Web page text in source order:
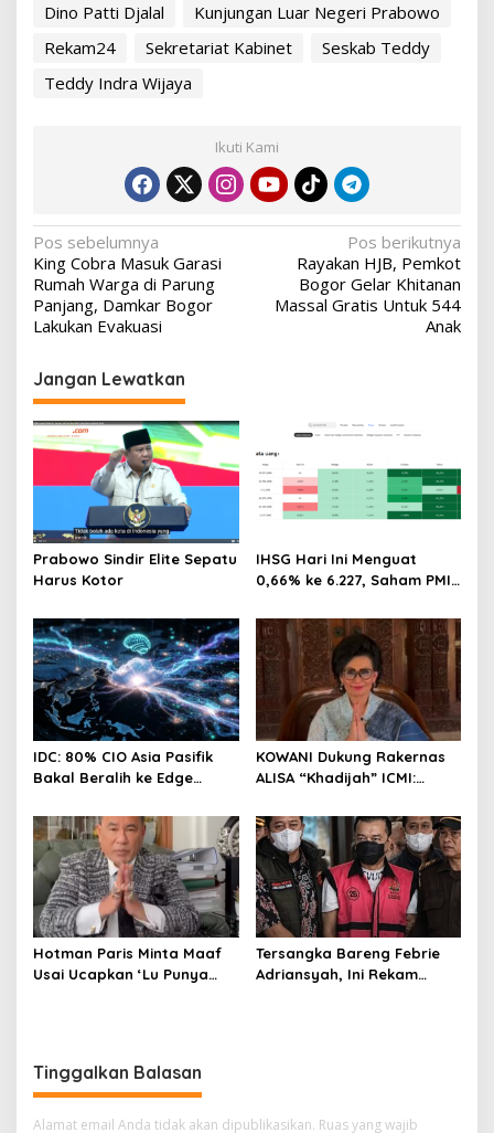
Dino Patti Djalal
Kunjungan Luar Negeri Prabowo
Rekam24
Sekretariat Kabinet
Seskab Teddy
Teddy Indra Wijaya
Ikuti Kami
Navigasi
pos
Pos sebelumnya
King Cobra Masuk Garasi
Rumah Warga di Parung
Panjang, Damkar Bogor
Lakukan Evakuasi
Pos berikutnya
Rayakan HJB, Pemkot
Bogor Gelar Khitanan
Massal Gratis Untuk 544
Anak
Jangan Lewatkan
Prabowo Sindir Elite Sepatu
Harus Kotor
IHSG Hari Ini Menguat
0,66% ke 6.227, Saham PMII,
28%! Ini Daftar Saham
Paling Cuan & Volume
Tertinggi 31 Juli 2026
IDC: 80% CIO Asia Pasifik
Bakal Beralih ke Edge
pada 2027
KOWANI Dukung Rakernas
ALISA “Khadijah” ICMI:
Menuju Indonesia Emas
Hotman Paris Minta Maaf
Usai Ucapkan ‘Lu Punya
Tersangka Bareng Febrie
Adriansyah, Ini Rekam
Tinggalkan Balasan
Alamat email Anda tidak akan dipublikasikan. Ruas yang wajib